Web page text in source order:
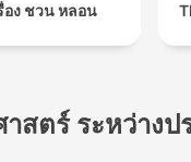
อง ชวน หลอน
สตร์ ระหว่างป